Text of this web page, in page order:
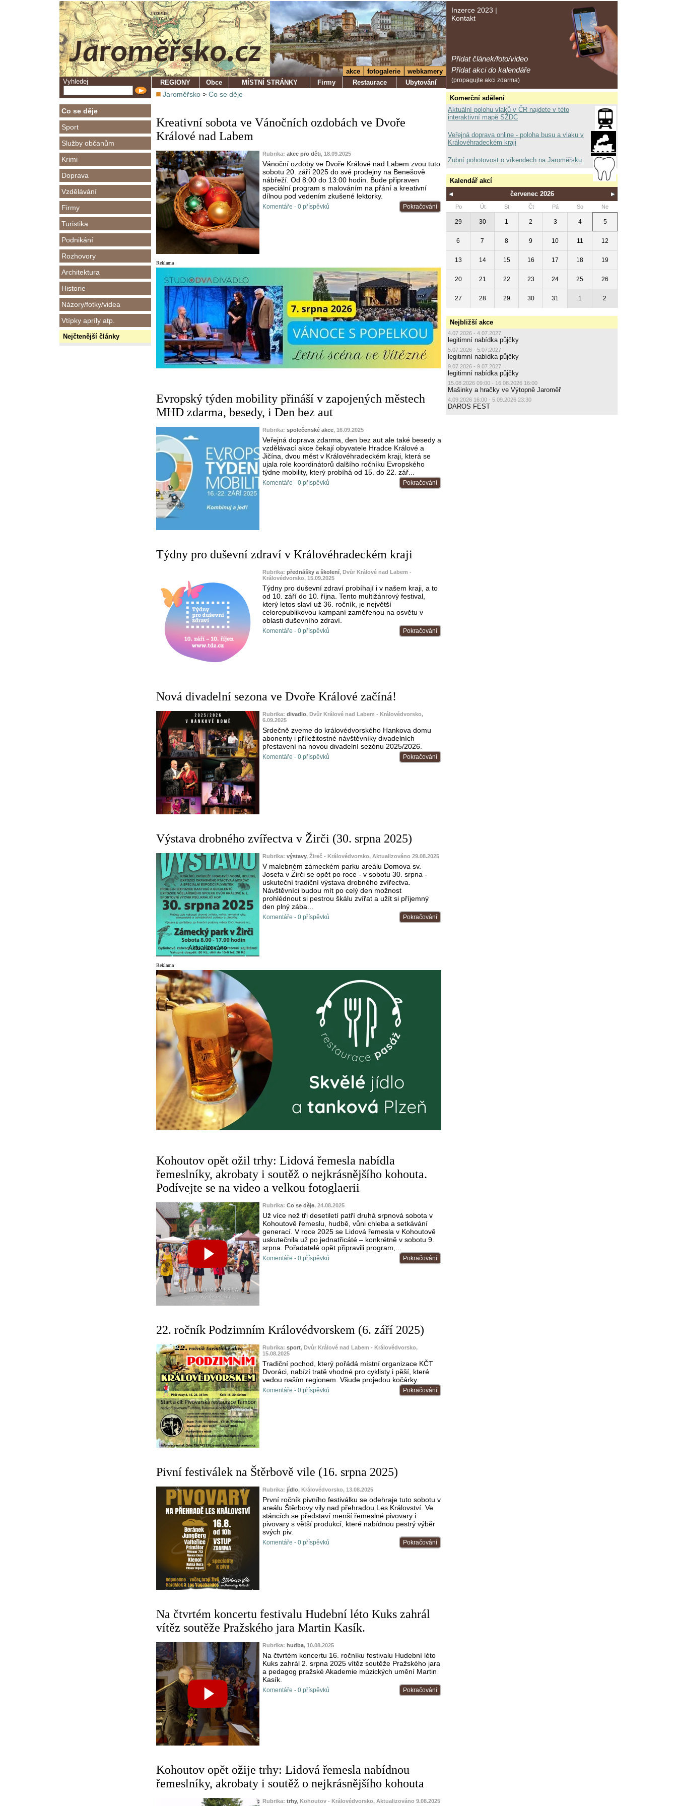
Vyhledej
Co se děje
Sport
Služby občanům
Krimi
Doprava
Vzdělávání
Firmy
Turistika
Podnikání
Rozhovory
Architektura
Historie
Názory/fotky/videa
Vtípky apríly atp.
Nejčtenější články
Inzerce 2023 |
Kontakt
Přidat článek/foto/video
Přidat akci do kalendáře
(propagujte akci zdarma)
akce fotogalerie
webkamery
REGIONY
Obce MÍSTNÍ STRÁNKY Firmy Restaurace Ubytování
Jaroměřsko > Co se děje
Kreativní sobota ve Vánočních ozdobách ve Dvoře
Králové nad Labem
Rubrika: akce pro děti, 18.09.2025
Vánoční ozdoby ve Dvoře Králové nad Labem zvou tuto
sobotu 20. září 2025 do své prodejny na Benešově
nábřeží. Od 8:00 do 13:00 hodin. Bude připraven
speciální program s malováním na přání a kreativní
dílnou pod vedením zkušené lektorky.
Pokračování
Komentáře - 0 příspěvků
Reklama
Evropský týden mobility přináší v zapojených městech
MHD zdarma, besedy, i Den bez aut
Rubrika: společenské akce, 16.09.2025
Veřejná doprava zdarma, den bez aut ale také besedy a
vzdělávací akce čekají obyvatele Hradce Králové a
Jičína, dvou měst v Královéhradeckém kraji, která se
ujala role koordinátorů dalšího ročníku Evropského
týdne mobility, který probíhá od 15. do 22. zář...
Pokračování
Komentáře - 0 příspěvků
Týdny pro duševní zdraví v Královéhradeckém kraji
Rubrika: přednášky a školení, Dvůr Králové nad Labem -
Královédvorsko, 15.09.2025
Týdny pro duševní zdraví probíhají i v našem kraji, a to
od 10. září do 10. října. Tento multižánrový festival,
který letos slaví už 36. ročník, je největší
celorepublikovou kampaní zaměřenou na osvětu v
oblasti duševního zdraví.
Pokračování
Komentáře - 0 příspěvků
Nová divadelní sezona ve Dvoře Králové začíná!
Rubrika: divadlo, Dvůr Králové nad Labem - Královédvorsko,
6.09.2025
Srdečně zveme do královédvorského Hankova domu
abonenty i příležitostné návštěvníky divadelních
přestavení na novou divadelní sezónu 2025/2026.
Pokračování
Komentáře - 0 příspěvků
Výstava drobného zvířectva v Žirči (30. srpna 2025)
Aktualizováno
Rubrika: výstavy, Žireč - Královédvorsko, Aktualizováno 29.08.2025
V malebném zámeckém parku areálu Domova sv.
Josefa v Žirči se opět po roce - v sobotu 30. srpna -
uskuteční tradiční výstava drobného zvířectva.
Návštěvníci budou mít po celý den možnost
prohlédnout si pestrou škálu zvířat a užít si příjemný
den plný zába...
Pokračování
Komentáře - 0 příspěvků
Reklama
Kohoutov opět ožil trhy: Lidová řemesla nabídla
řemeslníky, akrobaty i soutěž o nejkrásnějšího kohouta.
Podívejte se na video a velkou fotoglaerii
Rubrika: Co se děje, 24.08.2025
Už více než tři desetiletí patří druhá srpnová sobota v
Kohoutově řemeslu, hudbě, vůni chleba a setkávání
generací. V roce 2025 se Lidová řemesla v Kohoutově
uskutečnila už po jednatřicáté – konkrétně v sobotu 9.
srpna. Pořadatelé opět připravili program,...
Pokračování
Komentáře - 0 příspěvků
22. ročník Podzimním Královédvorskem (6. září 2025)
Rubrika: sport, Dvůr Králové nad Labem - Královédvorsko,
15.08.2025
Tradiční pochod, který pořádá místní organizace KČT
Dvoráci, nabízí tratě vhodné pro cyklisty i pěší, které
vedou naším regionem. Všude projedou kočárky.
Pokračování
Komentáře - 0 příspěvků
Pivní festiválek na Štěrbově vile (16. srpna 2025)
Rubrika: jídlo, Královédvorsko, 13.08.2025
První ročník pivního festiválku se odehraje tuto sobotu v
areálu Štěrbovy vily nad přehradou Les Království. Ve
stáncích se představí menší řemeslné pivovary i
pivovary s větší produkcí, které nabídnou pestrý výběr
svých piv.
Pokračování
Komentáře - 0 příspěvků
Na čtvrtém koncertu festivalu Hudební léto Kuks zahrál
vítěz soutěže Pražského jara Martin Kasík.
Rubrika: hudba, 10.08.2025
Na čtvrtém koncertu 16. ročníku festivalu Hudební léto
Kuks zahrál 2. srpna 2025 vítěz soutěže Pražského jara
a pedagog pražské Akademie múzických umění Martin
Kasík.
Pokračování
Komentáře - 0 příspěvků
Kohoutov opět ožije trhy: Lidová řemesla nabídnou
řemeslníky, akrobaty i soutěž o nejkrásnějšího kohouta
Rubrika: trhy, Kohoutov - Královédvorsko, Aktualizováno 9.08.2025
Komerční sdělení
Aktuální polohu vlaků v ČR najdete v této
interaktivní mapě SŽDC
Veřejná doprava online - poloha busu a vlaku v
Královéhradeckém kraji
Zubní pohotovost o víkendech na Jaroměřsku
Kalendář akcí
červenec 2026
Po Út St Čt Pá So Ne
29 30 1 2 3 4 5
6 7 8 9 10 11 12
13 14 15 16 17 18 19
20 21 22 23 24 25 26
27 28 29 30 31 1 2
Nejbližší akce
4.07.2026 - 4.07.2027
legitimní nabídka půjčky
5.07.2026 - 5.07.2027
legitimní nabídka půjčky
9.07.2026 - 9.07.2027
legitimní nabídka půjčky
15.08.2026 09:00 - 16.08.2026 16:00
Mašinky a hračky ve Výtopně Jaroměř
4.09.2026 16:00 - 5.09.2026 23:30
DAROS FEST